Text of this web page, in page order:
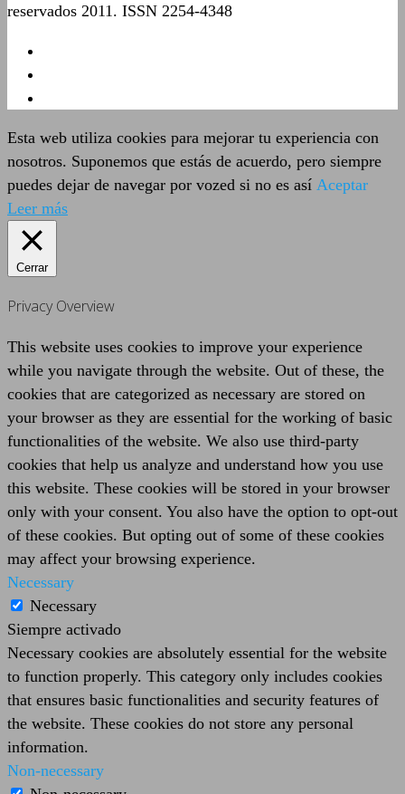
reservados 2011. ISSN 2254-4348
Esta web utiliza cookies para mejorar tu experiencia con
nosotros. Suponemos que estás de acuerdo, pero siempre
puedes dejar de navegar por vozed si no es así Aceptar
Leer más
Cerrar
Privacy Overview
This website uses cookies to improve your experience
while you navigate through the website. Out of these, the
cookies that are categorized as necessary are stored on
your browser as they are essential for the working of basic
functionalities of the website. We also use third-party
cookies that help us analyze and understand how you use
this website. These cookies will be stored in your browser
only with your consent. You also have the option to opt-out
of these cookies. But opting out of some of these cookies
may affect your browsing experience.
Necessary
Necessary
Siempre activado
Necessary cookies are absolutely essential for the website
to function properly. This category only includes cookies
that ensures basic functionalities and security features of
the website. These cookies do not store any personal
information.
Non-necessary